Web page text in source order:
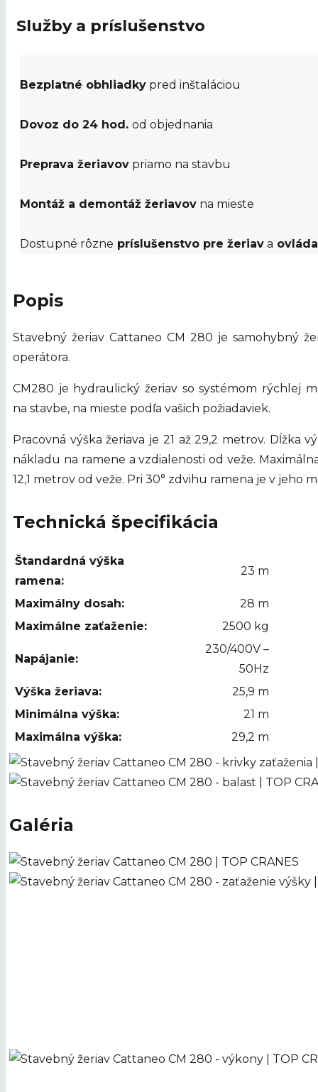
Služby a príslušenstvo
Bezplatné obhliadky pred inštaláciou
Dovoz do 24 hod. od objednania
Preprava žeriavov priamo na stavbu
Montáž a demontáž žeriavov na mieste
Dostupné rôzne príslušenstvo pre žeriav a
Popis
Stavebný žeriav Cattaneo CM 280 je samohybný
operátora.
CM280 je hydraulický žeriav so systémom rýchlej
na stavbe, na mieste podľa vašich požiadaviek.
Pracovná výška žeriava je 21 až 29,2 metrov.
nákladu na ramene a vzdialenosti od veže.
12,1 metrov od veže. Pri 30° zdvihu ramena je v
Technická špecifikácia
Štandardná výška
ramena:
23 m
Maximálny dosah:
28 m
Maximálne zaťaženie:
2500 kg
Napájanie:
230/400V –
50Hz
Výška žeriava:
25,9 m
Minimálna výška:
21 m
Maximálna výška:
29,2 m
Galéria